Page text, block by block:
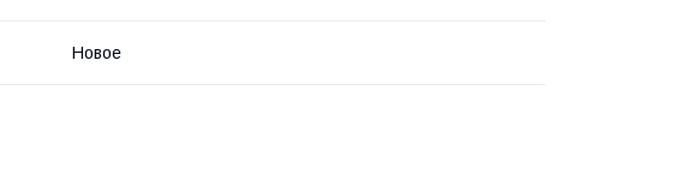
Новое